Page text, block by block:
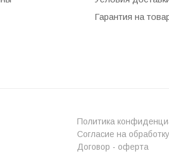
Гарантия на
Политика
Согласие на
Договор - оферта